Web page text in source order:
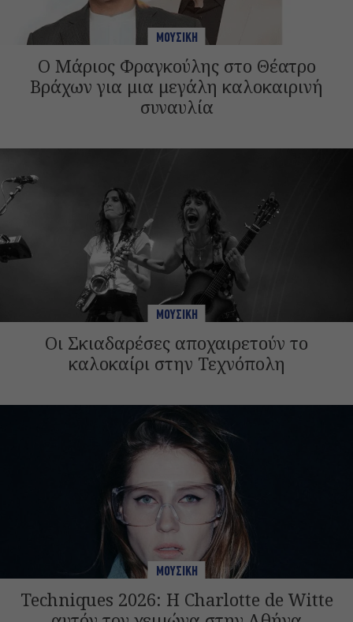
ΜΟΥΣΙΚΗ
Ο Μάριος Φραγκούλης στο Θέατρο
Βράχων για μια μεγάλη καλοκαιρινή
συναυλία
ΜΟΥΣΙΚΗ
Οι Σκιαδαρέσες αποχαιρετούν το
καλοκαίρι στην Τεχνόπολη
ΜΟΥΣΙΚΗ
Techniques 2026: Η Charlotte de Witte